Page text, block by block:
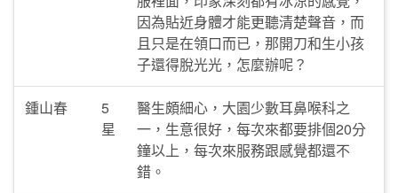
因為貼近身體才能更聽清楚聲音，而
且只是在領口而已，那開刀和生小孩
子還得脫光光，怎麼辦呢？
鍾山春
5
星
醫生頗細心，大園少數耳鼻喉科之
一，生意很好，每次來都要排個20分
鐘以上，每次來服務跟感覺都還不
錯。